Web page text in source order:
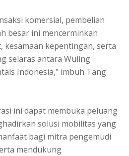
komersial, pembelian
besar ini mencerminkan
kesamaan kepentingan, serta
selaras antara Wuling
Indonesia," imbuh Tang
ini dapat membuka peluang
solusi mobilitas yang
bagi mitra pengemudi
mendukung